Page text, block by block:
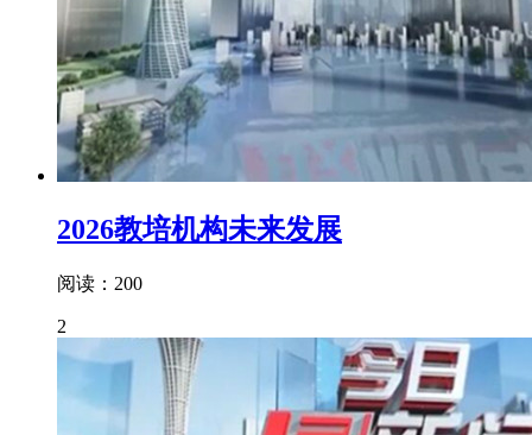
2026教培机构未来发展
阅读：200
2